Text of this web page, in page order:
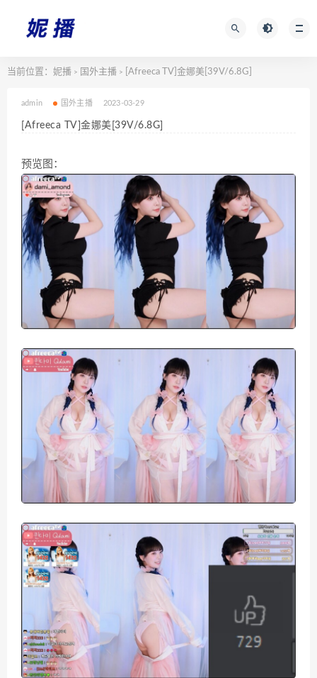
当前位置： 妮播 > 国外主播 > [Afreeca TV]金娜美[39V/6.8G]
admin 国外主播 2023-03-29
[Afreeca TV]金娜美[39V/6.8G]
预览图：